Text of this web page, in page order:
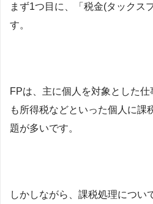
まず1つ目に、「税金(タックス
す。
FPは、主に個人を対象とした
も所得税などといった個人に課
題が多いです。
しかしながら、課税処理につい